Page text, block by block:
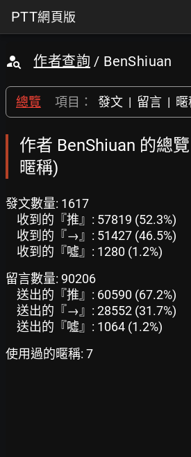
PTT網頁版
作者查詢 / BenShiuan
總覽 項目： 發文 | 留言 |
作者 BenShiuan 的總
暱稱)
發文數量: 1617
收到的『推』: 57819 (52.3%)
收到的『→』: 51427 (46.5%)
收到的『噓』: 1280 (1.2%)
留言數量: 90206
送出的『推』: 60590 (67.2%)
送出的『→』: 28552 (31.7%)
送出的『噓』: 1064 (1.2%)
使用過的暱稱: 7